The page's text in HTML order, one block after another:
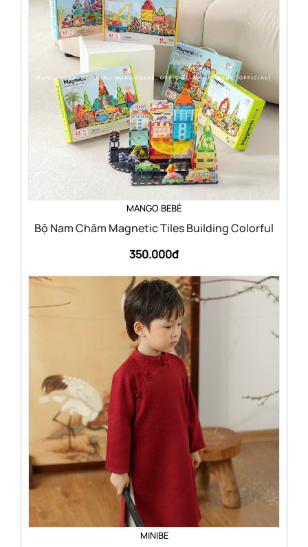
MANGO BEBÉ
Bộ Nam Châm Magnetic Tiles Building Colorful
350.000đ
MINIBE